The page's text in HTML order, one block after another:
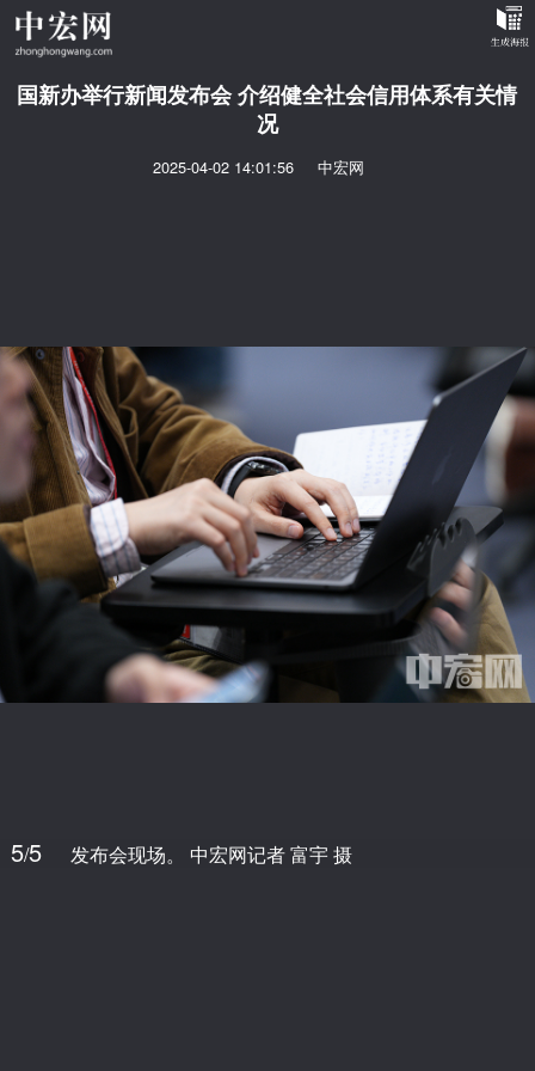
国新办举行新闻发布会 介绍健全社会信用体系有关情
况
2025-04-02 14:01:56 中宏网
5/5 发布会现场。 中宏网记者 富宇 摄